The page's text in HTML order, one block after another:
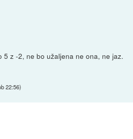
5 z -2, ne bo užaljena ne ona, ne jaz.
22:56)